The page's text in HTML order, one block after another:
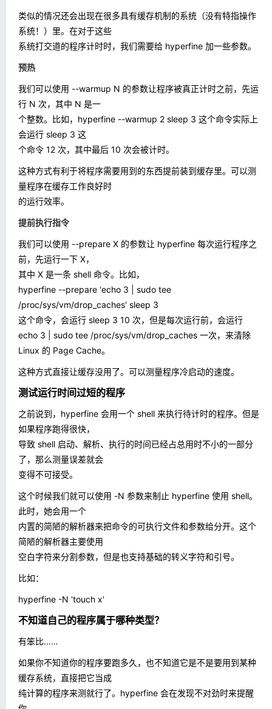
类似的情况还会出现在很多具有缓存机制的系统（没有特指操作
系统！）里。在对于这些
系统打交道的程序计时时，我们需要给 hyperfine 加一些参数。
预热
我们可以使用 --warmup N 的参数让程序被真正计时之前，先运
行 N 次，其中 N 是一
个整数。比如， hyperfine --warmup 2 sleep 3 这个命令实际上
会运行 sleep 3 这
个命令 12 次，其中最后 10 次会被计时。
这种方式有利于将程序需要用到的东西提前装到缓存里。可以测
量程序在缓存工作良好时
的运行效率。
提前执行指令
我们可以使用 --prepare X 的参数让 hyperfine 每次运行程序之
前，先运行一下 X，
其中 X 是一条 shell 命令。比如，
hyperfine --prepare 'echo 3 | sudo tee
/proc/sys/vm/drop_caches' sleep 3
这个命令，会运行 sleep 3 10 次，但是每次运行前，会运行
echo 3 | sudo tee /proc/sys/vm/drop_caches 一次，来清除
Linux 的 Page Cache。
这种方式直接让缓存没用了。可以测量程序冷启动的速度。
测试运行时间过短的程序
之前说到，hyperfine 会用一个 shell 来执行待计时的程序。但是
如果程序跑得很快，
导致 shell 启动、解析、执行的时间已经占总用时不小的一部分
了，那么测量误差就会
变得不可接受。
这个时候我们就可以使用 -N 参数来制止 hyperfine 使用 shell。
此时，她会用一个
内置的简陋的解析器来把命令的可执行文件和参数给分开。这个
简陋的解析器主要使用
空白字符来分割参数，但是也支持基础的转义字符和引号。
比如：
hyperfine -N 'touch x'
不知道自己的程序属于哪种类型？
有笨比……
如果你不知道你的程序要跑多久，也不知道它是不是要用到某种
缓存系统，直接把它当成
纯计算的程序来测就行了。hyperfine 会在发现不对劲时来提醒